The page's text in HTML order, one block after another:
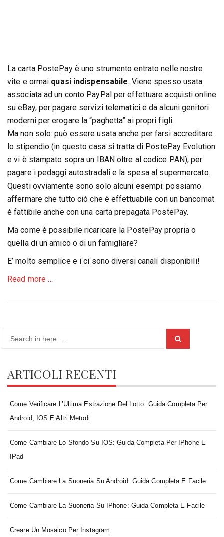
La carta PostePay è uno strumento entrato nelle nostre
vite e ormai quasi indispensabile. Viene spesso usata
associata ad un conto PayPal per effettuare acquisti online
su eBay, per pagare servizi telematici e da alcuni genitori
moderni per erogare la “paghetta” ai propri figli.
Ma non solo: può essere usata anche per farsi accreditare
lo stipendio (in questo casa si tratta di PostePay Evolution
e vi è stampato sopra un IBAN oltre al codice PAN), per
pagare i pedaggi autostradali e la spesa al supermercato.
Questi ovviamente sono solo alcuni esempi: possiamo
affermare che tutto ciò che è effettuabile con un bancomat
è fattibile anche con una carta prepagata PostePay.
Ma come è possibile ricaricare la PostePay propria o
quella di un amico o di un famigliare?
E’ molto semplice e i ci sono diversi canali disponibili!
Read more about
fare
la
…
Search
ARTICOLI RECENTI
Come Verificare L’Ultima Estrazione Del Lotto: Guida Completa Per
Android, IOS E Altri Metodi
Come Cambiare Lo Sfondo Su IOS: Guida Completa Per IPhone E
IPad
Come Cambiare La Suoneria Su Android: Guida Completa E Facile
Come Cambiare La Suoneria Su IPhone: Guida Completa E Facile
Creare Un Mosaico Per Instagram